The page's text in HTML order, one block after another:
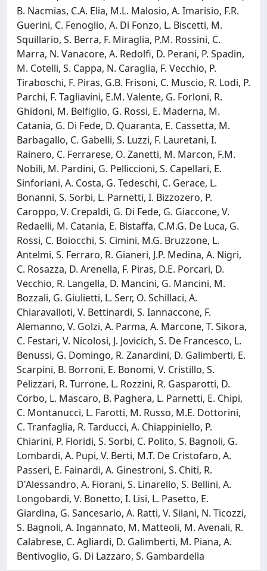
B. Nacmias, C.A. Elia, M.L. Malosio, A. Imarisio, F.R.
Guerini, C. Fenoglio, A. Di Fonzo, L. Biscetti, M.
Squillario, S. Berra, F. Miraglia, P.M. Rossini, C.
Marra, N. Vanacore, A. Redolfi, D. Perani, P. Spadin,
M. Cotelli, S. Cappa, N. Caraglia, F. Vecchio, P.
Tiraboschi, F. Piras, G.B. Frisoni, C. Muscio, R. Lodi, P.
Parchi, F. Tagliavini, E.M. Valente, G. Forloni, R.
Ghidoni, M. Belfiglio, G. Rossi, E. Maderna, M.
Catania, G. Di Fede, D. Quaranta, E. Cassetta, M.
Barbagallo, C. Gabelli, S. Luzzi, F. Lauretani, I.
Rainero, C. Ferrarese, O. Zanetti, M. Marcon, F.M.
Nobili, M. Pardini, G. Pelliccioni, S. Capellari, E.
Sinforiani, A. Costa, G. Tedeschi, C. Gerace, L.
Bonanni, S. Sorbi, L. Parnetti, I. Bizzozero, P.
Caroppo, V. Crepaldi, G. Di Fede, G. Giaccone, V.
Redaelli, M. Catania, E. Bistaffa, C.M.G. De Luca, G.
Rossi, C. Boiocchi, S. Cimini, M.G. Bruzzone, L.
Antelmi, S. Ferraro, R. Gianeri, J.P. Medina, A. Nigri,
C. Rosazza, D. Arenella, F. Piras, D.E. Porcari, D.
Vecchio, R. Langella, D. Mancini, G. Mancini, M.
Bozzali, G. Giulietti, L. Serr, O. Schillaci, A.
Chiaravalloti, V. Bettinardi, S. Iannaccone, F.
Alemanno, V. Golzi, A. Parma, A. Marcone, T. Sikora,
C. Festari, V. Nicolosi, J. Jovicich, S. De Francesco, L.
Benussi, G. Domingo, R. Zanardini, D. Galimberti, E.
Scarpini, B. Borroni, E. Bonomi, V. Cristillo, S.
Pelizzari, R. Turrone, L. Rozzini, R. Gasparotti, D.
Corbo, L. Mascaro, B. Paghera, L. Parnetti, E. Chipi,
C. Montanucci, L. Farotti, M. Russo, M.E. Dottorini,
C. Tranfaglia, R. Tarducci, A. Chiappiniello, P.
Chiarini, P. Floridi, S. Sorbi, C. Polito, S. Bagnoli, G.
Lombardi, A. Pupi, V. Berti, M.T. De Cristofaro, A.
Passeri, E. Fainardi, A. Ginestroni, S. Chiti, R.
D'Alessandro, A. Fiorani, S. Linarello, S. Bellini, A.
Longobardi, V. Bonetto, I. Lisi, L. Pasetto, E.
Giardina, G. Sancesario, A. Ratti, V. Silani, N. Ticozzi,
S. Bagnoli, A. Ingannato, M. Matteoli, M. Avenali, R.
Calabrese, C. Agliardi, D. Galimberti, M. Piana, A.
Bentivoglio, G. Di Lazzaro, S. Gambardella